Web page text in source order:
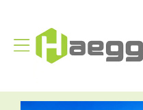
Affichage navigation